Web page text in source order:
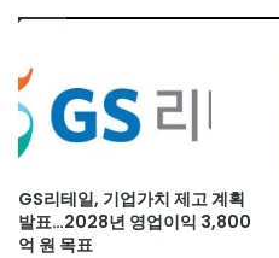
GS리테일, 기업가치 제고 계획
발표…2028년 영업이익 3,800
억 원 목표